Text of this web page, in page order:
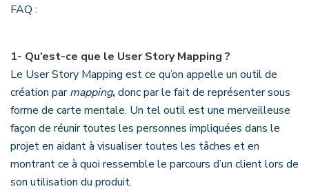
FAQ :
1- Qu’est-ce que le User Story Mapping ?
Le User Story Mapping est ce qu’on appelle un outil de
création parmapping, donc par le fait de représenter sous
forme de carte mentale. Un tel outil est une merveilleuse
façon de réunir toutes les personnes impliquées dans le
projet en aidant à visualiser toutes les tâches et en
montrant ce à quoi ressemble le parcours d’un client lors de
son utilisation du produit.